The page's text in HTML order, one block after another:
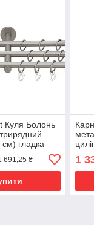
Куля Болонь
см) гладка
мм 240 см
691,25 ₴
см
1